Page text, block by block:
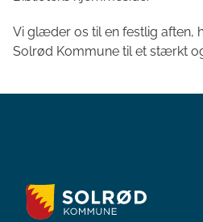
Vi glæder os til en festlig aften,
Solrød Kommune til et stærkt